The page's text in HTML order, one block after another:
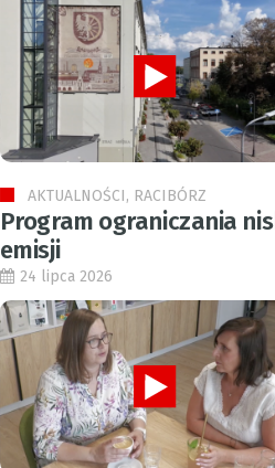
AKTUALNOŚCI, RACIBÓRZ
Program ograniczania
emisji
24 lipca 2026